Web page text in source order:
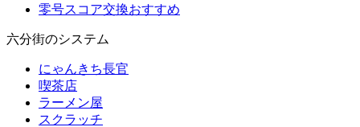
零号スコア交換おすすめ
六分街のシステム
にゃんきち長官
喫茶店
ラーメン屋
スクラッチ